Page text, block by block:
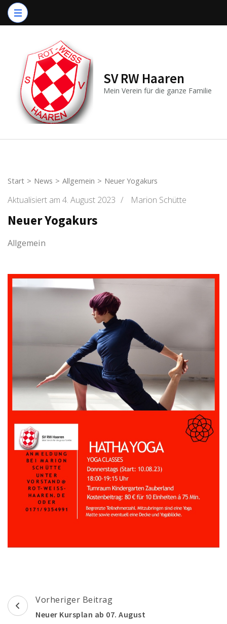
Zum
Inhalt
drücken)
SV RW Haaren
Mein Verein für die ganze Familie
Start > News > Allgemein > Neuer Yogakurs
Aktualisiert am 4. August 2023 / Marion Schütte
Neuer Yogakurs
Allgemein
Beitragsnavigation
Vorheriger Beitrag
Neuer Kursplan ab 07. August